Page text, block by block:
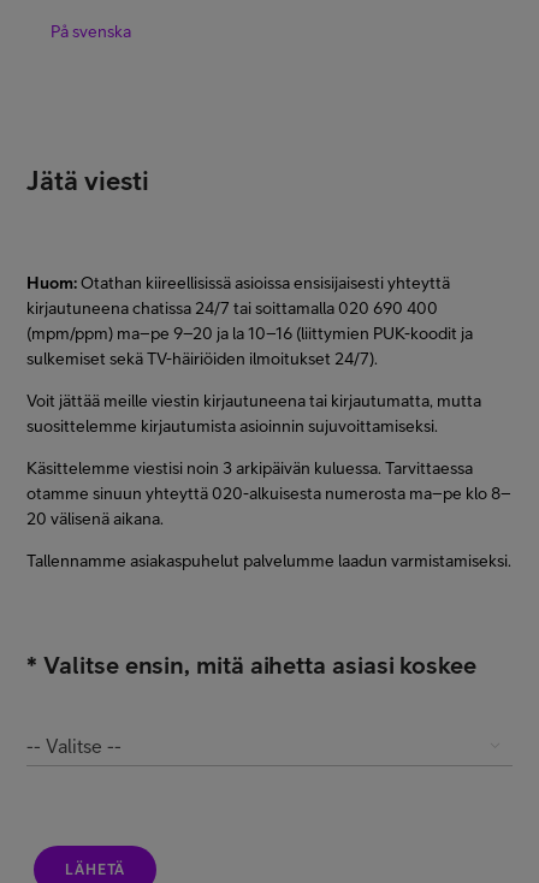
På svenska
Jätä viesti
Huom:Otathan kiireellisissä asioissa ensisijaisesti yhteyttä
kirjautuneena chatissa 24/7 tai soittamalla 020 690 400
(mpm/ppm) ma–pe 9–20 ja la 10–16 (liittymien PUK-koodit ja
sulkemiset sekä TV-häiriöiden ilmoitukset 24/7).
Voit jättää meille viestin kirjautuneena tai kirjautumatta, mutta
suosittelemme kirjautumista asioinnin sujuvoittamiseksi.
Käsittelemme viestisi noin 3 arkipäivän kuluessa. Tarvittaessa
otamme sinuun yhteyttä 020-alkuisesta numerosta ma–pe klo 8–
20 välisenä aikana.
Tallennamme asiakaspuhelut palvelumme laadun varmistamiseksi.
* Valitse ensin, mitä aihetta asiasi koskee
-- Valitse --
LÄHETÄ